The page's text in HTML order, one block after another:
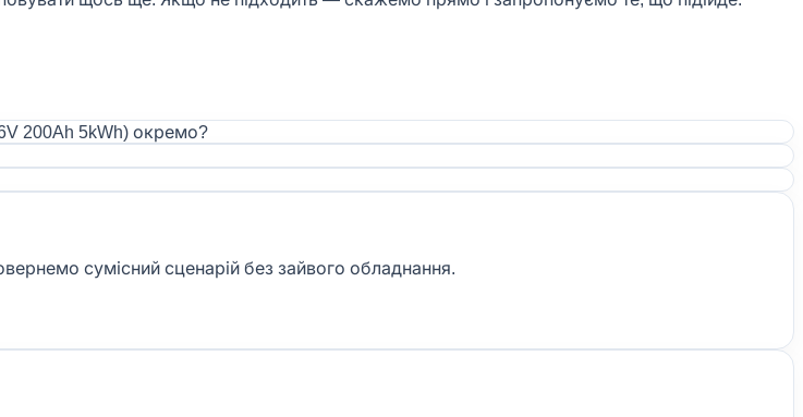
200Ah 5kWh) окремо?
сумісний сценарій без зайвого обладнання.